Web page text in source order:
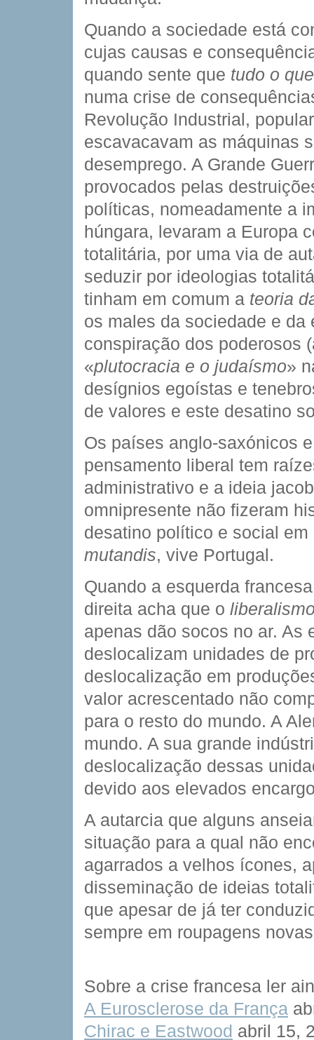
Quando a sociedade está
cujas causas e
quando sente que  tudo o
numa crise de
Revolução Industrial,
escavacavam as máquinas
desemprego. A Grande
provocados pelas
políticas, nomeadamente a
húngara, levaram a Europa
totalitária, por uma via de
seduzir por ideologias
tinham em comum a teoria
os males da sociedade e
conspiração dos poderosos
«plutocracia e o judaísmo»
desígnios egoístas e
de valores e este desatino
Os países anglo-saxónicos
pensamento liberal tem
administrativo e a ideia
omnipresente não fizeram
desatino político e social
mutandis, vive Portugal.
Quando a esquerda
direita acha que o
apenas dão socos no ar. As
deslocalizam unidades de
deslocalização em
valor acrescentado não
para o resto do mundo. A
mundo. A sua grande
deslocalização dessas
devido aos elevados
A autarcia que alguns
situação para a qual não
agarrados a velhos ícones,
disseminação de ideias
que apesar de já ter
sempre em roupagens
Sobre a crise francesa ler
A Eurosclerose da França
Chirac e Eastwood abril 15,